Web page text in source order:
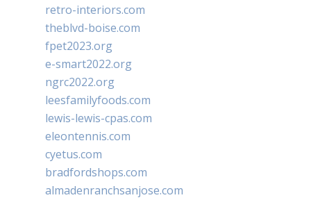
retro-interiors.com
theblvd-boise.com
fpet2023.org
e-smart2022.org
ngrc2022.org
leesfamilyfoods.com
lewis-lewis-cpas.com
eleontennis.com
cyetus.com
bradfordshops.com
almadenranchsanjose.com